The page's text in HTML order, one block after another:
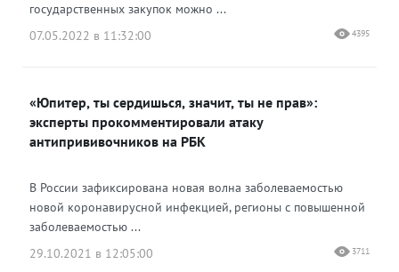
государственных закупок можно ...
07.05.2022 в 11:32:00
4395
«Юпитер, ты сердишься, значит, ты не прав»:
эксперты прокомментировали атаку
антипрививочников на РБК
В России зафиксирована новая волна заболеваемостью
новой коронавирусной инфекцией, регионы с повышенной
заболеваемостью ...
29.10.2021 в 12:05:00
3711